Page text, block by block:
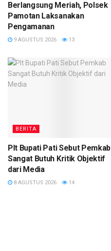
Berlangsung Meriah, Polsek
Pamotan Laksanakan
Pengamanan
9 AGUSTUS 2026 13
BERITA
Plt Bupati Pati Sebut Pemkab
Sangat Butuh Kritik Objektif
dari Media
8 AGUSTUS 2026 14